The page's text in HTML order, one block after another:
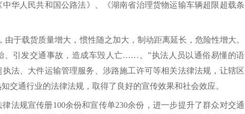
华人民共和国公路法》 《湖南省治理货物运输车辆超限超载条
由于载货质量增大，惯性随之加大，制动距离延长，危险性增大。
、引发交通事故，造成车毁人亡……。”执法人员以通俗易懂的语
法、大件运输管理服务、涉路施工许可等相关法律法规，让辖区
交通行业的法律法规，取得了良好的宣传效果和社会效应。
法规宣传册100余份和宣传单230余份，进一步提升了群众对交通